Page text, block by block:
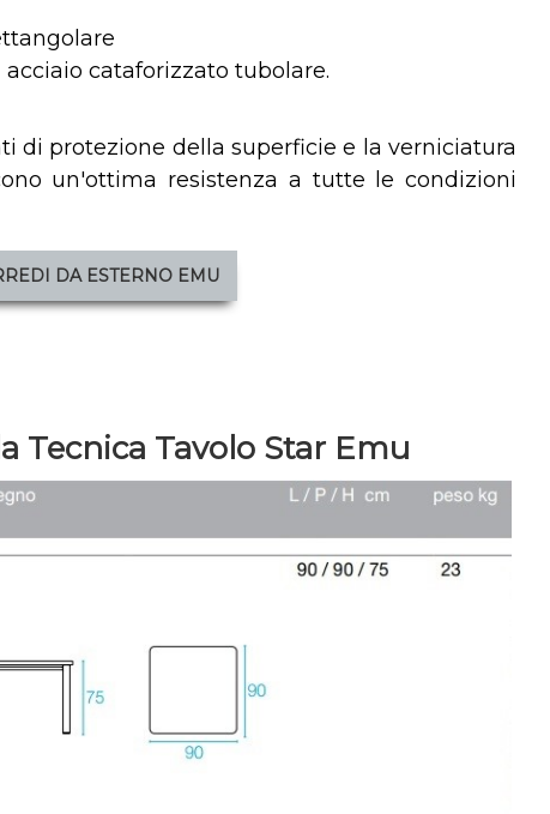
cataforizzato tubolare.
di protezione della superficie e la verniciatura
un'ottima resistenza a tutte le condizioni
DA ESTERNO EMU
Tecnica Tavolo Star Emu